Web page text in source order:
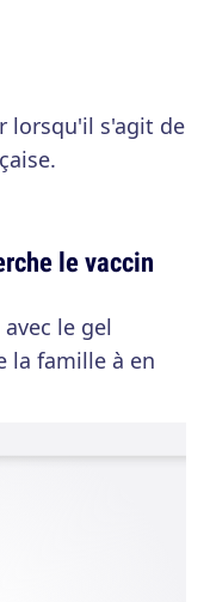
lorsqu'il s'agit de
le vaccin
le gel
la famille à en